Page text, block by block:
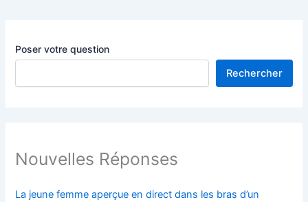
Poser votre question
Rechercher
Nouvelles Réponses
La jeune femme aperçue en direct dans les bras d’un